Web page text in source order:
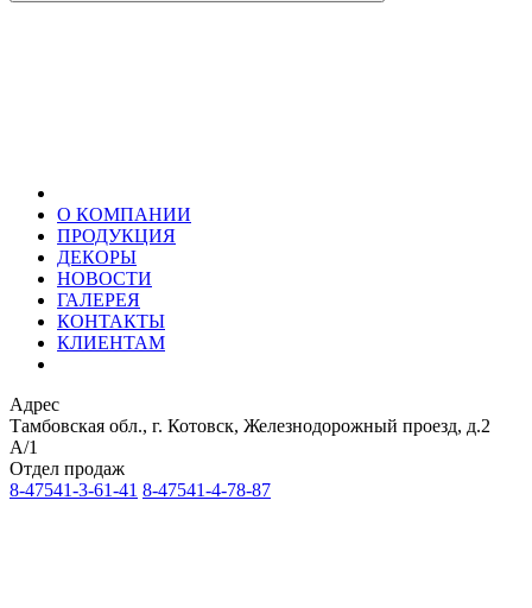
О КОМПАНИИ
ПРОДУКЦИЯ
ДЕКОРЫ
НОВОСТИ
ГАЛЕРЕЯ
КОНТАКТЫ
КЛИЕНТАМ
Адрес
Тамбовская обл., г. Котовск, Железнодорожный проезд, д.2
А/1
Отдел продаж
8-47541-3-61-41 8-47541-4-78-87